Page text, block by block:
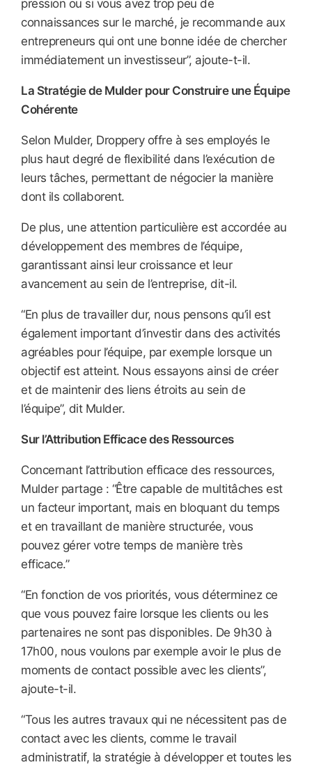
pression ou si vous avez trop peu de
connaissances sur le marché, je recommande aux
entrepreneurs qui ont une bonne idée de chercher
immédiatement un investisseur”, ajoute-t-il.
La Stratégie de Mulder pour Construire une Équipe
Cohérente
Selon Mulder, Droppery offre à ses employés le
plus haut degré de flexibilité dans l’exécution de
leurs tâches, permettant de négocier la manière
dont ils collaborent.
De plus, une attention particulière est accordée au
développement des membres de l’équipe,
garantissant ainsi leur croissance et leur
avancement au sein de l’entreprise, dit-il.
“En plus de travailler dur, nous pensons qu’il est
également important d’investir dans des activités
agréables pour l’équipe, par exemple lorsque un
objectif est atteint. Nous essayons ainsi de créer
et de maintenir des liens étroits au sein de
l’équipe”, dit Mulder.
Sur l’Attribution Efficace des Ressources
Concernant l’attribution efficace des ressources,
Mulder partage : “Être capable de multitâches est
un facteur important, mais en bloquant du temps
et en travaillant de manière structurée, vous
pouvez gérer votre temps de manière très
efficace.”
“En fonction de vos priorités, vous déterminez ce
que vous pouvez faire lorsque les clients ou les
partenaires ne sont pas disponibles. De 9h30 à
17h00, nous voulons par exemple avoir le plus de
moments de contact possible avec les clients”,
ajoute-t-il.
“Tous les autres travaux qui ne nécessitent pas de
contact avec les clients, comme le travail
administratif, la stratégie à développer et toutes les